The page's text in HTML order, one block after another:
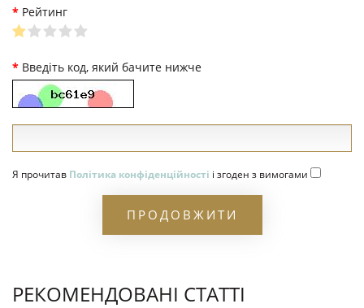
Рейтинг
Введіть код, який бачите нижче
Я прочитав Політика конфіденційності і згоден з вимогами
ПРОДОВЖИТИ
РЕКОМЕНДОВАНІ СТАТТІ